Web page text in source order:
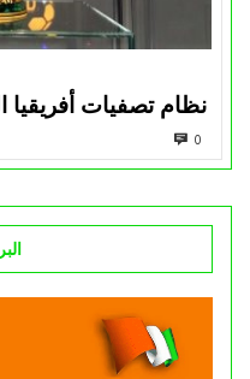
نظام تصفيات أفريقيا
0